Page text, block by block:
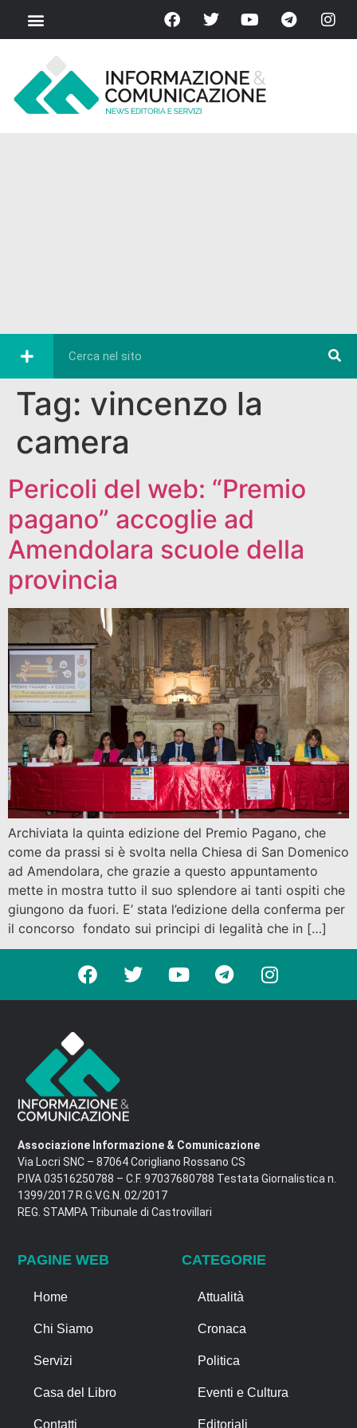
Tag: vincenzo la
camera
Pericoli del web: “Premio
pagano” accoglie ad
Amendolara scuole della
provincia
Archiviata la quinta edizione del Premio Pagano, che
come da prassi si è svolta nella Chiesa di San Domenico
ad Amendolara, che grazie a questo appuntamento
mette in mostra tutto il suo splendore ai tanti ospiti che
giungono da fuori. E’ stata l’edizione della conferma per
il concorso fondato sui principi di legalità che in […]
Associazione Informazione & Comunicazione
Via Locri SNC – 87064 Corigliano Rossano CS
P.IVA 03516250788 – C.F. 97037680788 Testata Giornalistica n.
1399/2017 R.G.V.G.N. 02/2017
REG. STAMPA Tribunale di Castrovillari
PAGINE WEB
Home
Chi Siamo
Servizi
Casa del Libro
Contatti
CATEGORIE
Attualità
Cronaca
Politica
Eventi e Cultura
Editoriali